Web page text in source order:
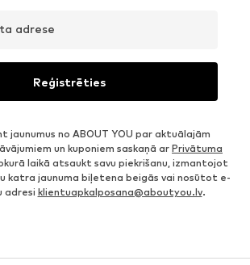
adrese
Reģistrēties
jaunumus no ABOUT YOU par aktuālajām
un kuponiem saskaņā ar Privātuma
laikā atsaukt savu piekrišanu, izmantojot
katra jaunuma biļetena beigās vai nosūtot e-
adresi klientuapkalposana@aboutyou.lv.